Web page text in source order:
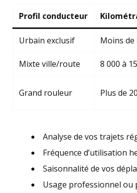
Profil conducteur
Urbain exclusif Moins de
Mixte ville/route 8 000 à
Grand rouleur Plus de
Analyse de vos trajets
Fréquence d’utilisation
Saisonnalité de vos
Usage professionnel ou